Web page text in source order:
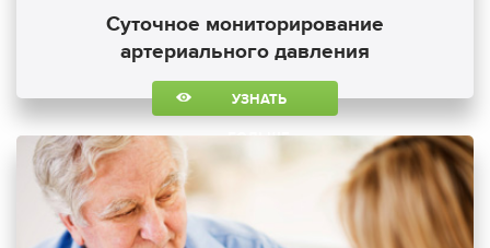
Суточное мониторирование
артериального давления
УЗНАТЬ
БОЛЬШЕ